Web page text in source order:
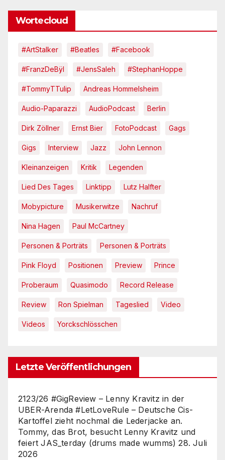
Wortecloud
#ArtStalker #Beatles #Facebook
#FranzDeBÿl #JensSaleh #StephanHoppe
#TommyTTulip Andreas Hommelsheim
Audio-Paparazzi AudioPodcast Berlin
Dirk Zöllner Ernst Bier FotoPodcast Gags
Gigs Interview Jazz John Lennon
Kleinanzeigen Kritik Legenden
Lied Des Tages Linktipp Lutz Halfter
Mobypicture Musikerwitze Nachruf
Nina Hagen Paul McCartney
Personen & Porträts Personen & Porträts
Pink Floyd Positionen Preview Prince
Proberaum Quasimodo Record Release
Review Ron Spielman Tageslied Video
Videos Yorckschlösschen
Letzte Veröffentlichungen
2123/26 #GigReview – Lenny Kravitz in der
UBER-Arenda #LetLoveRule – Deutsche Cis-
Kartoffel zieht nochmal die Lederjacke an.
Tommy, das Brot, besucht Lenny Kravitz und
feiert JAS_terday (drums made wumms) 28. Juli
2026